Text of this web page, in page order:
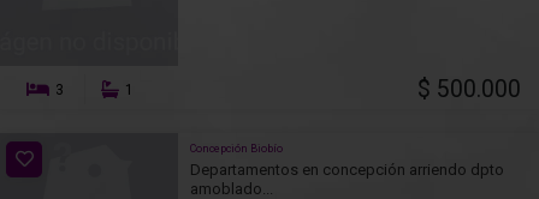
3 1 $ 500.000
Concepción Biobío
Departamentos en concepción arriendo dpto
amoblado...